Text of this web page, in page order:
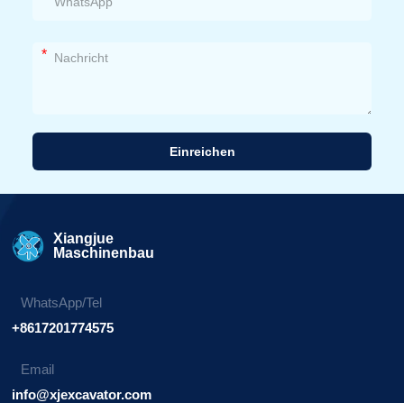
*
Einreichen
Xiangjue
Maschinenbau
WhatsApp/Tel
+8617201774575
Email
info@xjexcavator.com